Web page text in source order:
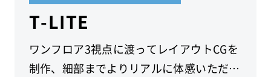
T-LITE
ワンフロア3視点に渡ってレイアウトCGを
制作、細部までよりリアルに体感いただけ